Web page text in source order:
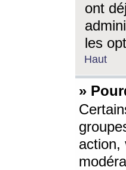
ont
les
Haut
»
action,